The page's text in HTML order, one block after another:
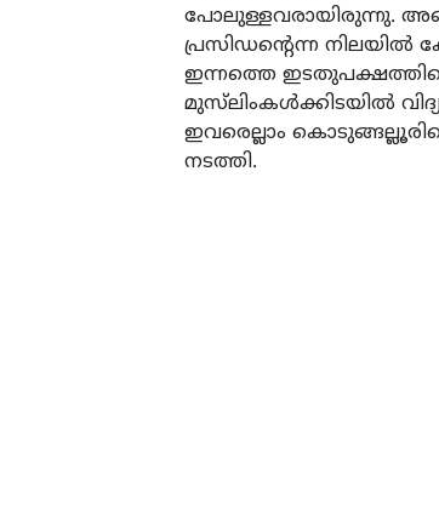
പോലുള്ളവരായിരുന്നു.
പ്രസിഡന്റെന്ന നിലയിൽ
ഇന്നത്തെ
മുസ്‌ലിംകൾക്കിടയിൽ
ഇവരെല്ലാം
നടത്തി.